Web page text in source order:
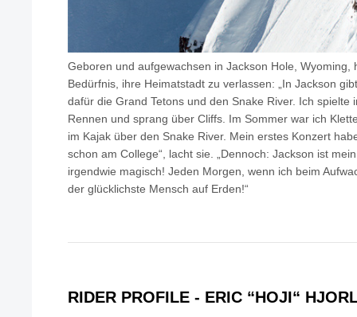
Geboren und aufgewachsen in Jackson Hole, Wyoming,
Bedürfnis, ihre Heimatstadt zu verlassen: „In Jackson
dafür die Grand Tetons und den Snake River. Ich spielte
Rennen und sprang über Cliffs. Im Sommer war ich
im Kajak über den Snake River. Mein erstes Konzert
schon am College“, lacht sie. „Dennoch: Jackson ist
irgendwie magisch! Jeden Morgen, wenn ich beim
der glücklichste Mensch auf Erden!“
RIDER PROFILE - ERIC “HOJI“